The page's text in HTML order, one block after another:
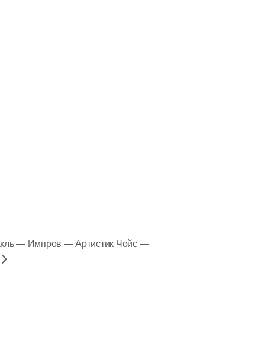
— Импров — Артистик Чойс —